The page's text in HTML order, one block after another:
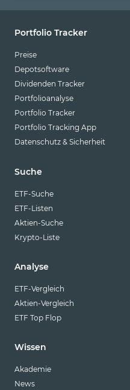
Portfolio Tracker
Preise
Depotsoftware
Dividenden Tracker
Portfolioanalyse
Portfolio Tracker
Portfolio Tracking App
Datenschutz & Sicherheit
Suche
ETF-Suche
ETF-Listen
Aktien-Suche
Krypto-Liste
Analyse
ETF-Vergleich
Aktien-Vergleich
ETF Top Flop
Wissen
Akademie
News